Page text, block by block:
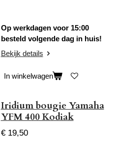
Op werkdagen voor 15:00
besteld volgende dag in huis!
Bekijk details
In winkelwagen
Iridium bougie Yamaha
YFM 400 Kodiak
€ 19,50